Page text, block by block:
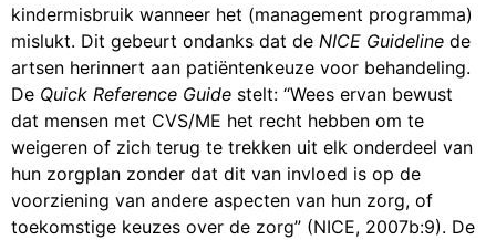
kindermisbruik wanneer het (management programma)
mislukt. Dit gebeurt ondanks dat de NICE Guideline de
artsen herinnert aan patiëntenkeuze voor behandeling.
De Quick Reference Guide stelt: “Wees ervan bewust
dat mensen met CVS/ME het recht hebben om te
weigeren of zich terug te trekken uit elk onderdeel van
hun zorgplan zonder dat dit van invloed is op de
voorziening van andere aspecten van hun zorg, of
toekomstige keuzes over de zorg” (NICE, 2007b:9). De